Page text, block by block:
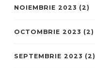
NOIEMBRIE 2023 (2)
OCTOMBRIE 2023 (2)
SEPTEMBRIE 2023 (2)